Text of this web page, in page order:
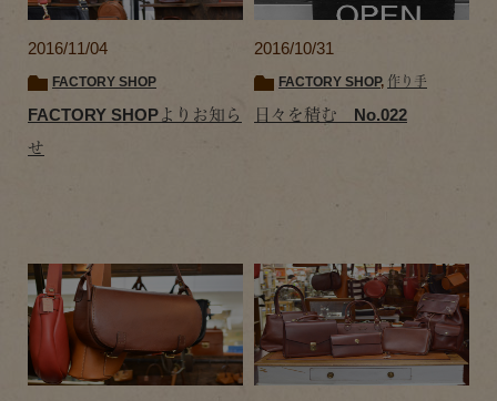
2016/11/04
FACTORY SHOP
FACTORY SHOPよりお知ら
せ
2016/10/31
FACTORY SHOP, 作り手
日々を積む No.022